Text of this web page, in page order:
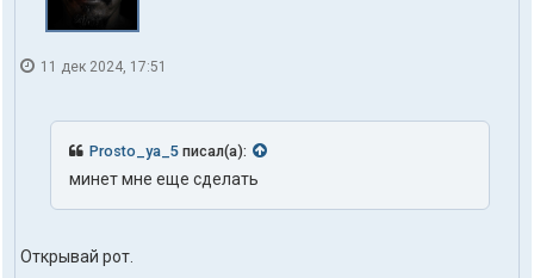
11 дек 2024, 17:51
Prosto_ya_5 писал(а):
минет мне еще сделать
Открывай рот.